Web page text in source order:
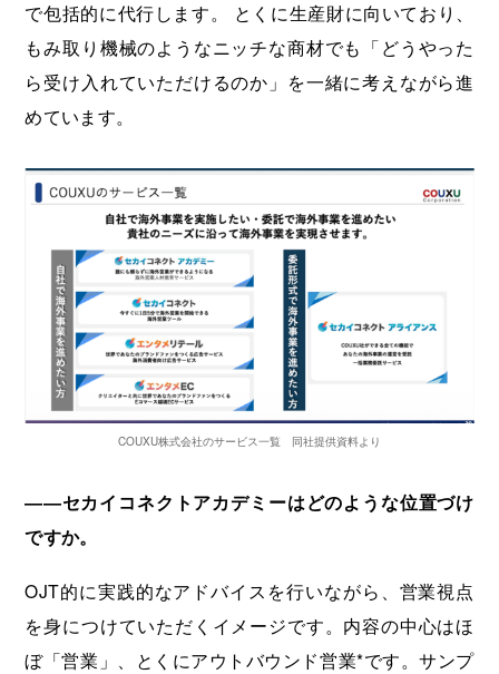
で包括的に代行します。 とくに生産財に向いており、
もみ取り機械のようなニッチな商材でも「どうやった
ら受け入れていただけるのか」を一緒に考えながら進
めています。
COUXU株式会社のサービス一覧 同社提供資料より
――セカイコネクトアカデミーはどのような位置づけ
ですか。
OJT的に実践的なアドバイスを行いながら、営業視点
を身につけていただくイメージです。内容の中心はほ
ぼ「営業」、とくにアウトバウンド営業*です。サンプ